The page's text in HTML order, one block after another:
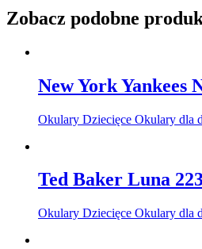
Zobacz podobne
New York Yankees
Okulary Dziecięce Okulary dla
Ted Baker Luna
Okulary Dziecięce Okulary dla